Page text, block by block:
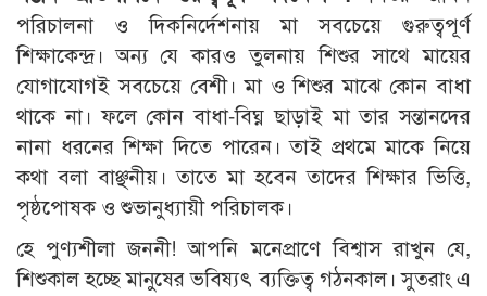
পরিচালনা ও দিকনির্দেশনায় মা সবচেয়ে গুরুত্বপূর্ণ
শিক্ষাকেন্দ্র। অন্য যে কারও তুলনায় শিশুর সাথে মায়ের
যোগাযোগই সবচেয়ে বেশী। মা ও শিশুর মাঝে কোন বাধা
থাকে না। ফলে কোন বাধা-বিঘ্ন ছাড়াই মা তার সন্তানদের
নানা ধরনের শিক্ষা দিতে পারেন। তাই প্রথমে মাকে নিয়ে
কথা বলা বাঞ্ছনীয়। তাতে মা হবেন তাদের শিক্ষার ভিত্তি,
পৃষ্ঠপোষক ও শুভানুধ্যায়ী পরিচালক।
হে পুণ্যশীলা জননী! আপনি মনেপ্রাণে বিশ্বাস রাখুন যে,
শিশুকাল হচ্ছে মানুষের ভবিষ্যৎ ব্যক্তিত্ব গঠনকাল। সুতরাং এ